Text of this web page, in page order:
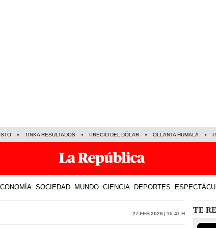
TINKA RESULTADOS PRECIO DEL DÓLAR OLLANTA HUMALA
SOCIEDAD MUNDO CIENCIA DEPORTES
27 Feb 2026 | 15:41 h TE